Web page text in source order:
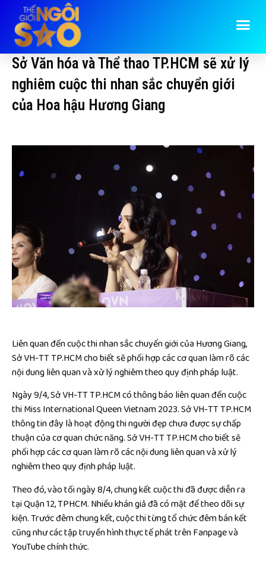
Sở Văn hóa và Thể thao TP.HCM sẽ xử lý
nghiêm cuộc thi nhan sắc chuyển giới
của Hoa hậu Hương Giang
Liên quan đến cuộc thi nhan sắc chuyển giới của Hương Giang,
Sở VH-TT TP.HCM cho biết sẽ phối hợp các cơ quan làm rõ các
nội dung liên quan và xử lý nghiêm theo quy định pháp luật.
Ngày 9/4, Sở VH-TT TP.HCM có thông báo liên quan đến cuộc
thi Miss International Queen Vietnam 2023. Sở VH-TT TP.HCM
thông tin đây là hoạt động thi người đẹp chưa được sự chấp
thuận của cơ quan chức năng. Sở VH-TT TP.HCM cho biết sẽ
phối hợp các cơ quan làm rõ các nội dung liên quan và xử lý
nghiêm theo quy định pháp luật.
Theo đó, vào tối ngày 8/4, chung kết cuộc thi đã được diễn ra
tại Quận 12, TPHCM. Nhiều khán giả đã có mặt để theo dõi sự
kiện. Trước đêm chung kết, cuộc thi từng tổ chức đêm bán kết
cũng như các tập truyền hình thực tế phát trên Fanpage và
YouTube chính thức.